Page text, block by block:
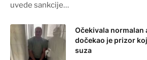
uvede sankcije…
Očekivala normalan
dočekao je prizor
suza